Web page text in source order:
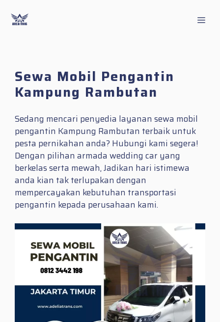
content
Sewa Mobil Pengantin
Kampung Rambutan
Sedang mencari penyedia layanan sewa mobil
pengantin Kampung Rambutan terbaik untuk
pesta pernikahan anda? Hubungi kami segera!
Dengan pilihan armada wedding car yang
berkelas serta mewah, Jadikan hari istimewa
anda kian tak terlupakan dengan
mempercayakan kebutuhan transportasi
pengantin kepada perusahaan kami.